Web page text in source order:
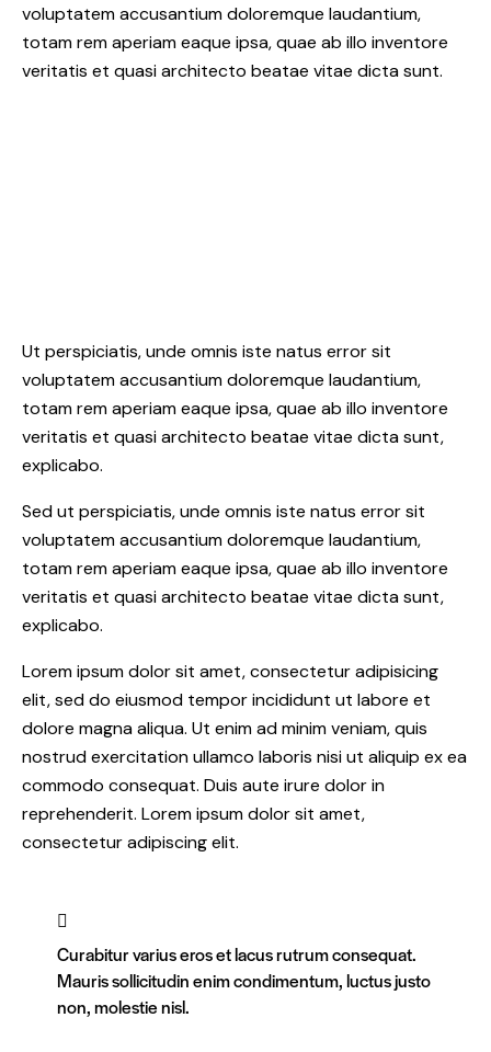
voluptatem accusantium doloremque laudantium,
totam rem aperiam eaque ipsa, quae ab illo inventore
veritatis et quasi architecto beatae vitae dicta sunt.
Ut perspiciatis, unde omnis iste natus error sit
voluptatem accusantium doloremque laudantium,
totam rem aperiam eaque ipsa, quae ab illo inventore
veritatis et quasi architecto beatae vitae dicta sunt,
explicabo.
Sed ut perspiciatis, unde omnis iste natus error sit
voluptatem accusantium doloremque laudantium,
totam rem aperiam eaque ipsa, quae ab illo inventore
veritatis et quasi architecto beatae vitae dicta sunt,
explicabo.
Lorem ipsum dolor sit amet, consectetur adipisicing
elit, sed do eiusmod tempor incididunt ut labore et
dolore magna aliqua. Ut enim ad minim veniam, quis
nostrud exercitation ullamco laboris nisi ut aliquip ex ea
commodo consequat. Duis aute irure dolor in
reprehenderit. Lorem ipsum dolor sit amet,
consectetur adipiscing elit.
Curabitur varius eros et lacus rutrum consequat.
Mauris sollicitudin enim condimentum, luctus justo
non, molestie nisl.